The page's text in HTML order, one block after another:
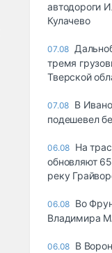
автодороги
Кулачево
07.08
тремя
Тверской
07.08 В
подешевел
06.08 На
обновляют
реку
06.08 Во
Владимира
06.08 В